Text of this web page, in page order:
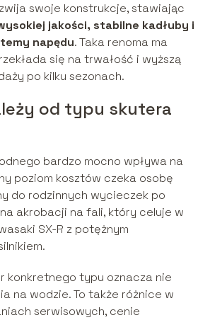
swoje konstrukcje, stawiając
jakości, stabilne kadłuby i
napędu. Taka renoma ma
się na trwałość i wyższą
po kilku sezonach.
od typu skutera
bardzo mocno wpływa na
poziom kosztów czeka osobę
do rodzinnych wycieczek po
akrobacji na fali, który celuje w
SX-R z potężnym
konkretnego typu oznacza nie
na wodzie. To także różnice w
serwisowych, cenie